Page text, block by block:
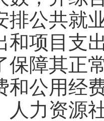
排公共就
和项目支
保障其正
和公用经
人力资源